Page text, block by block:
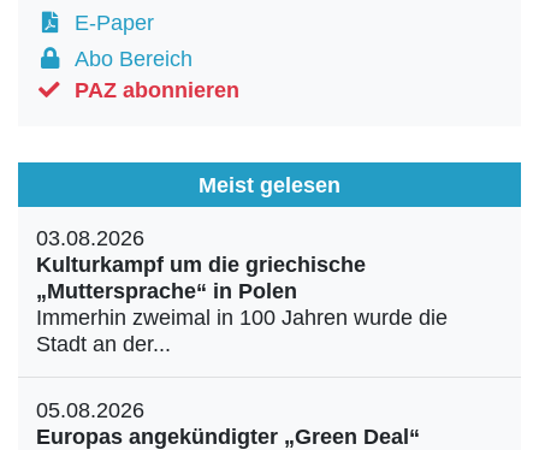
E-Paper
Abo Bereich
PAZ abonnieren
Meist gelesen
03.08.2026
Kulturkampf um die griechische
„Muttersprache“ in Polen
Immerhin zweimal in 100 Jahren wurde die
Stadt an der...
05.08.2026
Europas angekündigter „Green Deal“